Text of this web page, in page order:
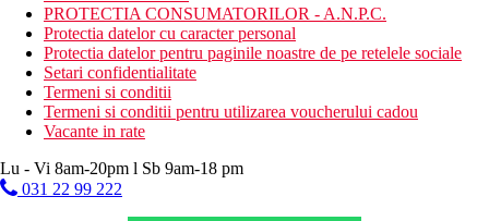
PROTECTIA CONSUMATORILOR - A.N.P.C.
Protectia datelor cu caracter personal
Protectia datelor pentru paginile noastre de pe retelele sociale
Setari confidentialitate
Termeni si conditii
Termeni si conditii pentru utilizarea voucherului cadou
Vacante in rate
Lu - Vi 8am-20pm l Sb 9am-18 pm
031 22 99 222